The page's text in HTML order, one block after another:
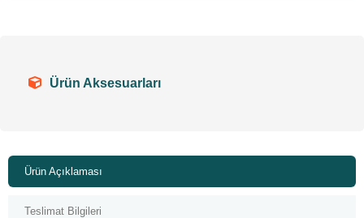
Ürün Aksesuarları
Ürün Açıklaması
Teslimat Bilgileri